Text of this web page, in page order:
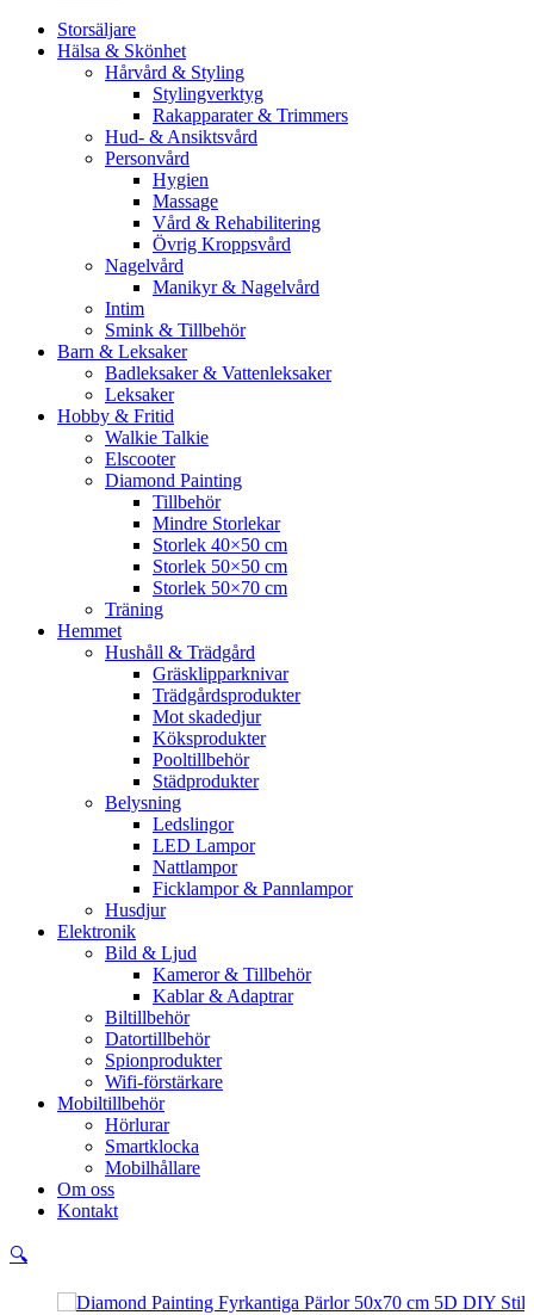
Storsäljare
Hälsa & Skönhet
Hårvård & Styling
Stylingverktyg
Rakapparater & Trimmers
Hud- & Ansiktsvård
Personvård
Hygien
Massage
Vård & Rehabilitering
Övrig Kroppsvård
Nagelvård
Manikyr & Nagelvård
Intim
Smink & Tillbehör
Barn & Leksaker
Badleksaker & Vattenleksaker
Leksaker
Hobby & Fritid
Walkie Talkie
Elscooter
Diamond Painting
Tillbehör
Mindre Storlekar
Storlek 40×50 cm
Storlek 50×50 cm
Storlek 50×70 cm
Träning
Hemmet
Hushåll & Trädgård
Gräsklipparknivar
Trädgårdsprodukter
Mot skadedjur
Köksprodukter
Pooltillbehör
Städprodukter
Belysning
Ledslingor
LED Lampor
Nattlampor
Ficklampor & Pannlampor
Husdjur
Elektronik
Bild & Ljud
Kameror & Tillbehör
Kablar & Adaptrar
Biltillbehör
Datortillbehör
Spionprodukter
Wifi-förstärkare
Mobiltillbehör
Hörlurar
Smartklocka
Mobilhållare
Om oss
Kontakt
🔍